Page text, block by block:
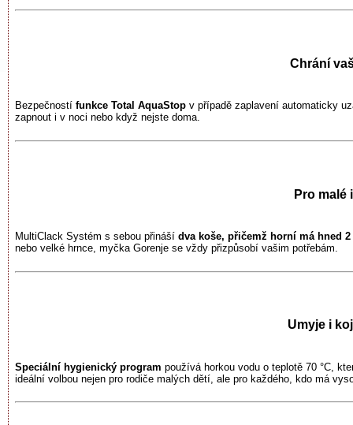
Chrání
Bezpečností funkce Total AquaStop v případě zaplavení automaticky
zapnout i v noci nebo když nejste doma.
Pro malé
MultiClack Systém s sebou přináší dva koše, přičemž horní má hned
nebo velké hrnce, myčka Gorenje se vždy přizpůsobí vašim potřebám.
Umyje i
Speciální hygienický program používá horkou vodu o teplotě 70 °C,
ideální volbou nejen pro rodiče malých dětí, ale pro každého, kdo má